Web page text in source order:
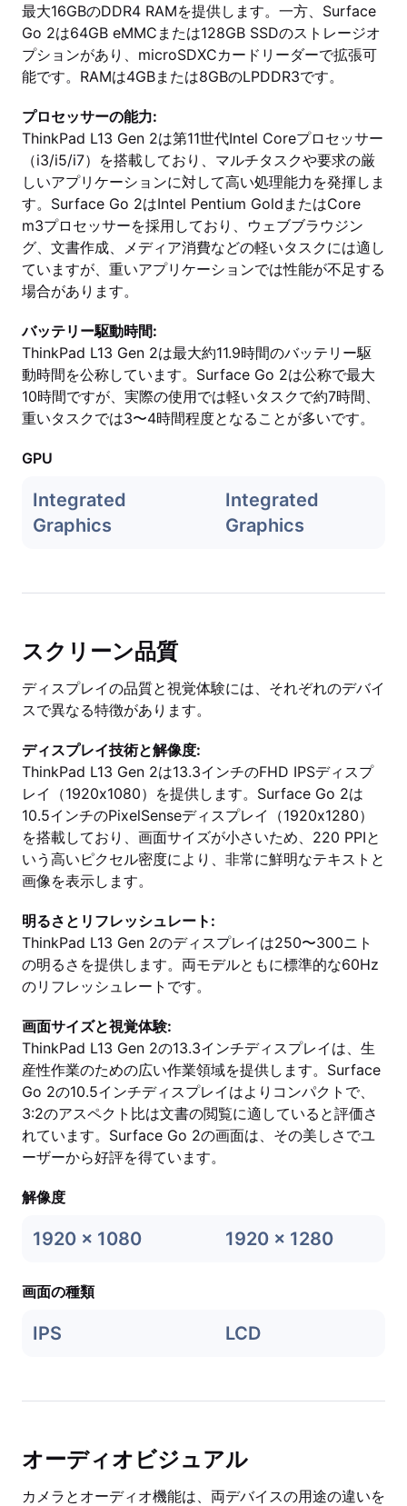
最大16GBのDDR4 RAMを提供します。一方、Surface
Go 2は64GB eMMCまたは128GB SSDのストレージオ
プションがあり、microSDXCカードリーダーで拡張可
能です。RAMは4GBまたは8GBのLPDDR3です。
プロセッサーの能力:
ThinkPad L13 Gen 2は第11世代Intel Coreプロセッサー
（i3/i5/i7）を搭載しており、マルチタスクや要求の厳
しいアプリケーションに対して高い処理能力を発揮しま
す。Surface Go 2はIntel Pentium GoldまたはCore
m3プロセッサーを採用しており、ウェブブラウジン
グ、文書作成、メディア消費などの軽いタスクには適し
ていますが、重いアプリケーションでは性能が不足する
場合があります。
バッテリー駆動時間:
ThinkPad L13 Gen 2は最大約11.9時間のバッテリー駆
動時間を公称しています。Surface Go 2は公称で最大
10時間ですが、実際の使用では軽いタスクで約7時間、
重いタスクでは3〜4時間程度となることが多いです。
GPU
Integrated
Graphics
Integrated
Graphics
スクリーン品質
ディスプレイの品質と視覚体験には、それぞれのデバイ
スで異なる特徴があります。
ディスプレイ技術と解像度:
ThinkPad L13 Gen 2は13.3インチのFHD IPSディスプ
レイ（1920x1080）を提供します。Surface Go 2は
10.5インチのPixelSenseディスプレイ（1920x1280）
を搭載しており、画面サイズが小さいため、220 PPIと
いう高いピクセル密度により、非常に鮮明なテキストと
画像を表示します。
明るさとリフレッシュレート:
ThinkPad L13 Gen 2のディスプレイは250〜300ニト
の明るさを提供します。両モデルともに標準的な60Hz
のリフレッシュレートです。
画面サイズと視覚体験:
ThinkPad L13 Gen 2の13.3インチディスプレイは、生
産性作業のための広い作業領域を提供します。Surface
Go 2の10.5インチディスプレイはよりコンパクトで、
3:2のアスペクト比は文書の閲覧に適していると評価さ
れています。Surface Go 2の画面は、その美しさでユ
ーザーから好評を得ています。
解像度
1920 x 1080 1920 x 1280
画面の種類
IPS LCD
オーディオビジュアル
カメラとオーディオ機能は、両デバイスの用途の違いを